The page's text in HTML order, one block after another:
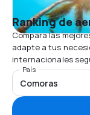
Ranking de
Compara las
adapte a tus
internacionales
País
Comoras